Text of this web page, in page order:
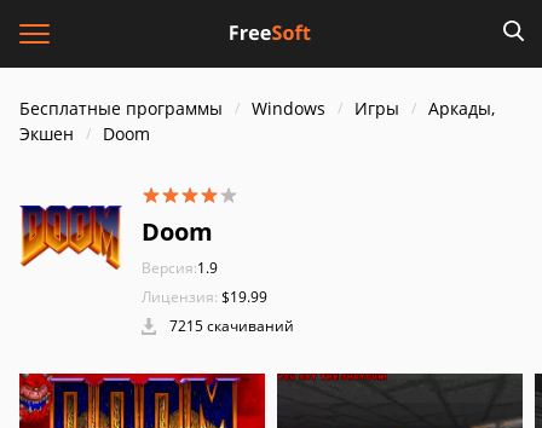
Бесплатные программы Windows Игры
Аркады,
Экшен
Doom
Doom
Версия:1.9
Лицензия: $19.99
7215 скачиваний